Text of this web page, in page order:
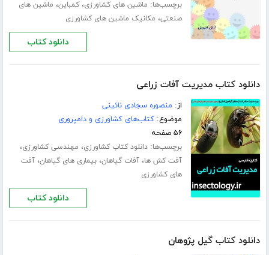
برچسب‌ها: ماشین های کشاورزی،کمباین، ماشین های
صنعتی، مکانیک ماشین های کشاورزی
دانلود کتاب
دانلود کتاب مدیریت آفات زراعی
از: منصوره سجادی نائینی
موضوع:کتاب‌های کشاورزی و دامپروری
۵۶ صفحه
برچسب‌ها:دانلود کتاب کشاورزی، مهندسی کشاورزی،
آفت کش ها،آفات گیاهان،بیماری های گیاهان،آفت
های کشاورزی
دانلود کتاب
دانلود کتاب گیل پژوهان